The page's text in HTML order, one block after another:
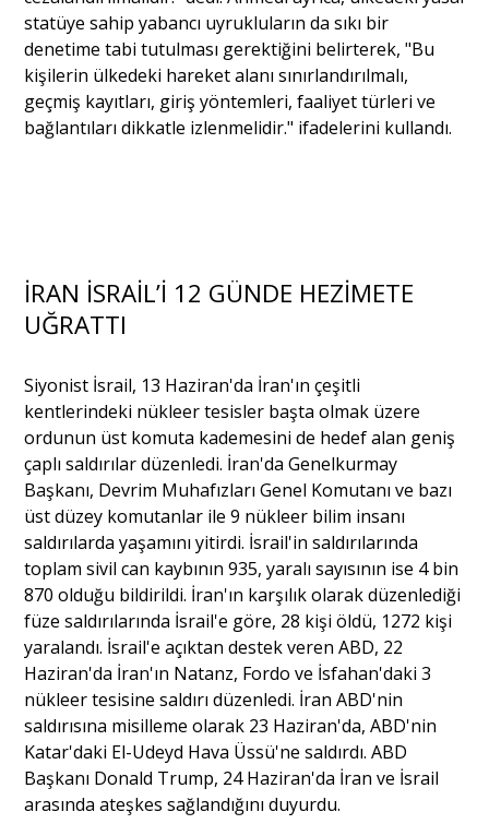
Ankara Analiz
Sağlık
statüye sahip yabancı uyrukluların da sıkı bir
denetime tabi tutulması gerektiğini belirterek, "Bu
kişilerin ülkedeki hareket alanı sınırlandırılmalı,
geçmiş kayıtları, giriş yöntemleri, faaliyet türleri ve
bağlantıları dikkatle izlenmelidir." ifadelerini kullandı.
İRAN İSRAİL’İ 12 GÜNDE HEZİMETE
UĞRATTI
Siyonist İsrail, 13 Haziran'da İran'ın çeşitli
kentlerindeki nükleer tesisler başta olmak üzere
ordunun üst komuta kademesini de hedef alan geniş
çaplı saldırılar düzenledi. İran'da Genelkurmay
Başkanı, Devrim Muhafızları Genel Komutanı ve bazı
üst düzey komutanlar ile 9 nükleer bilim insanı
saldırılarda yaşamını yitirdi. İsrail'in saldırılarında
toplam sivil can kaybının 935, yaralı sayısının ise 4 bin
870 olduğu bildirildi. İran'ın karşılık olarak düzenlediği
füze saldırılarında İsrail'e göre, 28 kişi öldü, 1272 kişi
yaralandı. İsrail'e açıktan destek veren ABD, 22
Haziran'da İran'ın Natanz, Fordo ve İsfahan'daki 3
nükleer tesisine saldırı düzenledi. İran ABD'nin
saldırısına misilleme olarak 23 Haziran'da, ABD'nin
Katar'daki El-Udeyd Hava Üssü'ne saldırdı. ABD
Başkanı Donald Trump, 24 Haziran'da İran ve İsrail
arasında ateşkes sağlandığını duyurdu.